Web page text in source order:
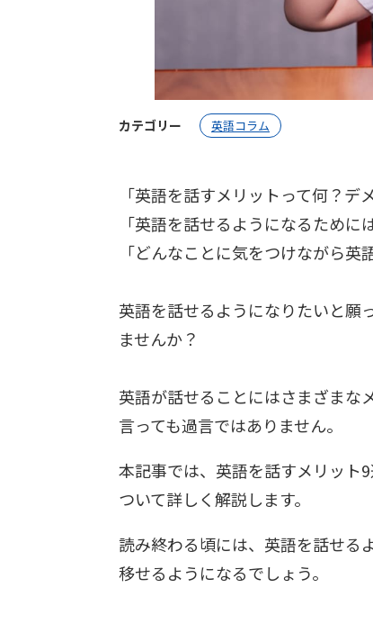
カテゴリー 英語コラム
「英語を話すメリットって何？デ
「英語を話せるようになるために
「どんなことに気をつけながら英
英語を話せるようになりたいと願
ませんか？
英語が話せることにはさまざまな
言っても過言ではありません。
本記事では、英語を話すメリット
ついて詳しく解説します。
読み終わる頃には、英語を話せる
移せるようになるでしょう。